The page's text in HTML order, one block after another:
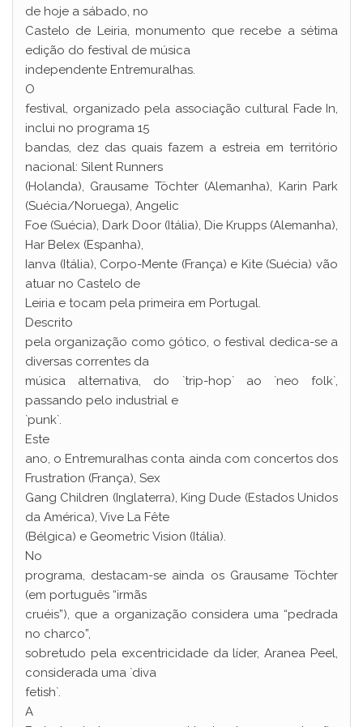
de hoje a sábado, no
Castelo de Leiria, monumento que recebe a sétima
edição do festival de música
independente Entremuralhas.
O
festival, organizado pela associação cultural Fade In,
inclui no programa 15
bandas, dez das quais fazem a estreia em território
nacional: Silent Runners
(Holanda), Grausame Töchter (Alemanha), Karin Park
(Suécia/Noruega), Angelic
Foe (Suécia), Dark Door (Itália), Die Krupps (Alemanha),
Har Belex (Espanha),
Ianva (Itália), Corpo-Mente (França) e Kite (Suécia) vão
atuar no Castelo de
Leiria e tocam pela primeira em Portugal.
Descrito
pela organização como gótico, o festival dedica-se a
diversas correntes da
música alternativa, do `trip-hop` ao `neo folk`,
passando pelo industrial e
`punk`.
Este
ano, o Entremuralhas conta ainda com concertos dos
Frustration (França), Sex
Gang Children (Inglaterra), King Dude (Estados Unidos
da América), Vive La Fête
(Bélgica) e Geometric Vision (Itália).
No
programa, destacam-se ainda os Grausame Töchter
(em português “irmãs
cruéis”), que a organização considera uma “pedrada
no charco”,
sobretudo pela excentricidade da líder, Aranea Peel,
considerada uma `diva
fetish`.
A